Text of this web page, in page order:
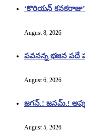
‘కొరియన్
August 8, 2026
పవనన్న భజన పదే
August 6, 2026
జగన్.! జనమ్.!
August 5, 2026